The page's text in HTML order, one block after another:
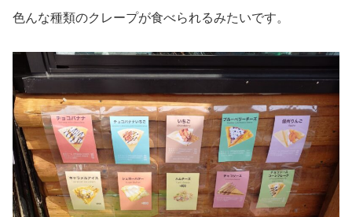
色んな種類のクレープが食べられるみたいです。